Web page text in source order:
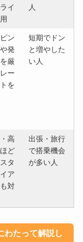
イ
人
ン
発
厳
ー
を
短期でドン
と増やした
い人
高
ど
タ
ア
対
出張・旅行
で搭乗機会
が多い人
わたって解説し